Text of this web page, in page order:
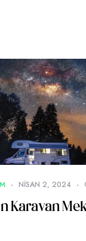
NISAN 2, 2024
Karavan